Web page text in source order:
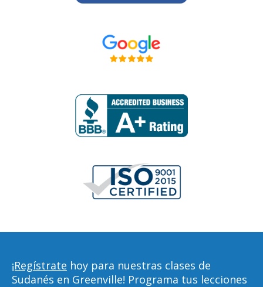
¡Regístrate hoy para nuestras clases de
Sudanés en Greenville! Programa tus lecciones